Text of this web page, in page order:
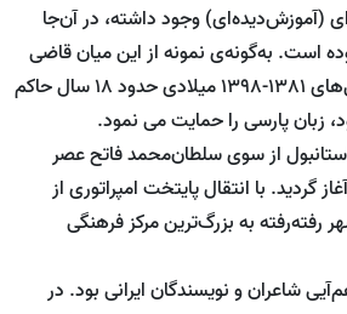
(آموزش‌دیده‌ای) وجود داشته، در آن‌جا
است. به‌گونه‌ی نمونه از این میان قاضی
برهان‌الدین که میان سال‌های 1381-1398 میلادی حدود 18 سال حاکم
زبان پارسی را حمایت می نمود.
فتح استانبول از سوی سلطان‌محمد فاتح عصر
گردید. با انتقال پایتخت امپراتوری از
رفته‌رفته به بزرگ‌ترین مرکز فرهنگی
شاعران و نویسندگان ایرانی بود. در